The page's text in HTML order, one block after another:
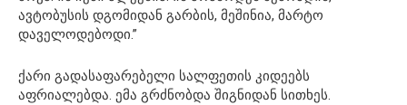
ავტობუსის დგომიდან გარბის, მეშინია, მარტო
დაველოდებოდი.”
ქარი გადასაფარებელი სალფეთის კიდეებს
აფრიალებდა. ემა გრძნობდა შიგნიდან სითხეს.